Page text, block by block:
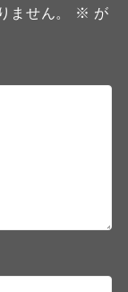
ません。 ※ が